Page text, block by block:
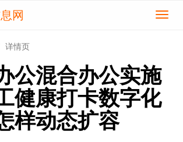
切
网
详情页
公混合办公实施
健康打卡数字化
样动态扩容